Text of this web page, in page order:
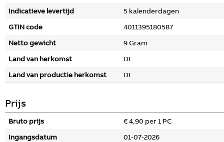
Indicatieve levertijd
5 kalenderdagen
GTIN code
4011395180587
Netto gewicht
9 Gram
Land van herkomst
DE
Land van productie herkomst
DE
Prijs
Bruto prijs
€ 4,90 per 1 PC
Ingangsdatum
01-07-2026